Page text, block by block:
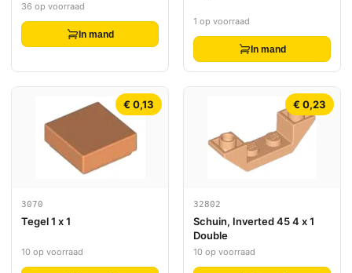
36 op voorraad
In mand
1 op voorraad
In mand
€ 0,13
3070
Tegel 1 x 1
10 op voorraad
€ 0,23
32802
Schuin, Inverted 45 4 x 1
Double
10 op voorraad